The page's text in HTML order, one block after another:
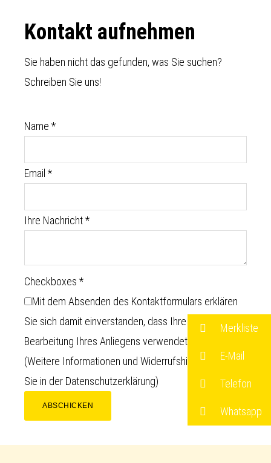
Footer
Kontakt aufnehmen
Sie haben nicht das gefunden, was Sie suchen?
Schreiben Sie uns!
Name *
Email *
Ihre Nachricht*
Checkboxes *
Mit dem Absenden des Kontaktformulars erklären
Sie sich damit einverstanden, dass Ihre Daten zur
Bearbeitung Ihres Anliegens verwendet werden.
(Weitere Informationen und Widerrufshinweise finden
Sie in der Datenschutzerklärung)
ABSCHICKEN
Merkliste
E-Mail
Telefon
Whatsapp